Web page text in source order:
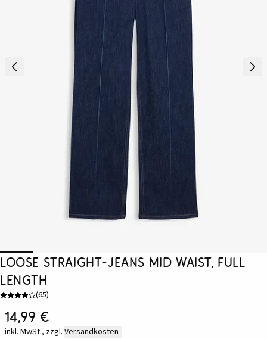
Loose Straight-Jeans Mid Waist, Full
Length
(65)
14,99 €
inkl. MwSt., zzgl. Versandkosten